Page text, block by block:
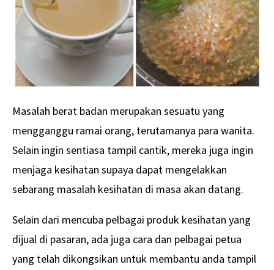
Masalah berat badan merupakan sesuatu yang
mengganggu ramai orang, terutamanya para wanita.
Selain ingin sentiasa tampil cantik, mereka juga ingin
menjaga kesihatan supaya dapat mengelakkan
sebarang masalah kesihatan di masa akan datang.
Selain dari mencuba pelbagai produk kesihatan yang
dijual di pasaran, ada juga cara dan pelbagai petua
yang telah dikongsikan untuk membantu anda tampil